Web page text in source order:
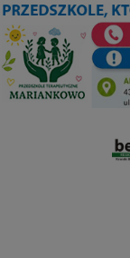
Przejdź
do
treści